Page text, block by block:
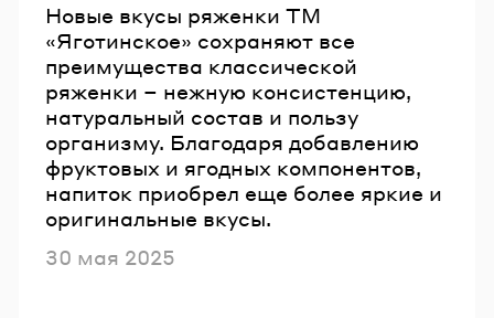
Новые вкусы ряженки ТМ
«Яготинское» сохраняют все
преимущества классической
ряженки – нежную консистенцию,
натуральный состав и пользу
организму. Благодаря добавлению
фруктовых и ягодных компонентов,
напиток приобрел еще более яркие и
оригинальные вкусы.
Опубликовано
30 мая 2025